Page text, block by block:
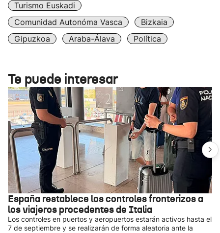
Turismo Euskadi
Comunidad Autonóma Vasca
Bizkaia
Gipuzkoa
Araba-Álava Política
Te puede interesar
España restablece los controles fronterizos a
los viajeros procedentes de Italia
Los controles en puertos y aeropuertos estarán activos hasta el
7 de septiembre y se realizarán de forma aleatoria ante la